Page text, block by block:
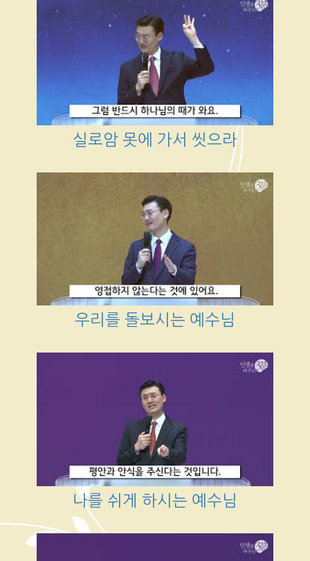
실로암 못에 가서 씻으라
우리를 돌보시는 예수님
나를 쉬게 하시는 예수님